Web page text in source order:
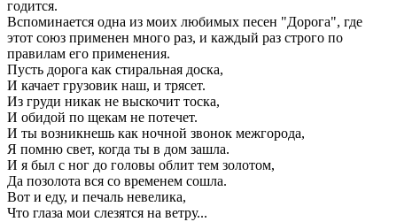
годится.
Вспоминается одна из моих любимых песен "Дорога", где
этот союз применен много раз, и каждый раз строго по
правилам его применения.
Пусть дорога как стиральная доска,
И качает грузовик наш, и трясет.
Из груди никак не выскочит тоска,
И обидой по щекам не потечет.
И ты возникнешь как ночной звонок межгорода,
Я помню свет, когда ты в дом зашла.
И я был с ног до головы облит тем золотом,
Да позолота вся со временем сошла.
Вот и еду, и печаль невелика,
Что глаза мои слезятся на ветру...